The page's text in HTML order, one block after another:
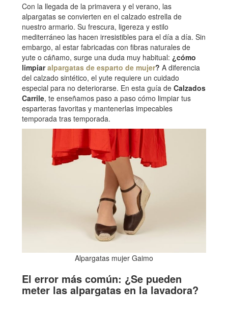
Con la llegada de la primavera y el verano, las
alpargatas se convierten en el calzado estrella de
nuestro armario. Su frescura, ligereza y estilo
mediterráneo las hacen irresistibles para el día a día. Sin
embargo, al estar fabricadas con fibras naturales de
yute o cáñamo, surge una duda muy habitual: ¿cómo
limpiaralpargatas de esparto de mujer? A diferencia
del calzado sintético, el yute requiere un cuidado
especial para no deteriorarse. En esta guía deCalzados
Carrile, te enseñamos paso a paso cómo limpiar tus
esparteras favoritas y mantenerlas impecables
temporada tras temporada.
Alpargatas mujer Gaimo
El error más común: ¿Se pueden
meter las alpargatas en la lavadora?